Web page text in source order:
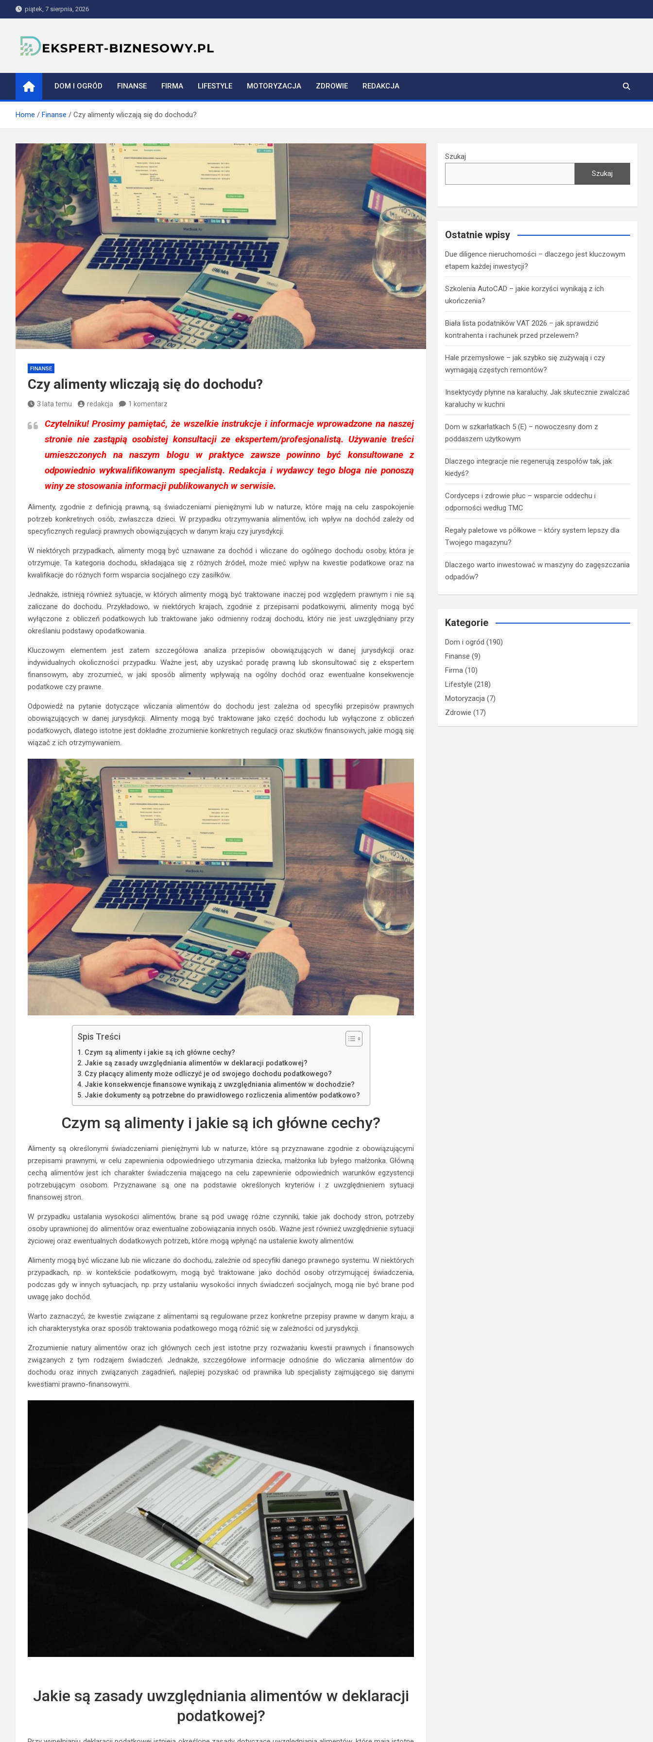
to
piątek, 7 sierpnia, 2026
ekspert-biznesowy.pl
DOM I OGRÓD FINANSE FIRMA LIFESTYLE MOTORYZACJA ZDROWIE REDAKCJA
Home Finanse Czy alimenty wliczają się do dochodu?
FINANSE
Czy alimenty wliczają się do dochodu?
3 lata temu redakcja 1 komentarz
Czytelniku!Prosimy pamiętać, że wszelkie instrukcje i informacje wprowadzone na naszej
stronie nie zastąpią osobistej konsultacji ze ekspertem/profesjonalistą. Używanie treści
umieszczonych na naszym blogu w praktyce zawsze powinno być konsultowane z
odpowiednio wykwalifikowanym specjalistą. Redakcja i wydawcy tego bloga nie ponoszą
winy ze stosowania informacji publikowanych w serwisie.
Alimenty, zgodnie z definicją prawną, są świadczeniami pieniężnymi lub w naturze, które mają na celu zaspokojenie
potrzeb konkretnych osób, zwłaszcza dzieci. W przypadku otrzymywania alimentów, ich wpływ na dochód zależy od
specyficznych regulacji prawnych obowiązujących w danym kraju czy jurysdykcji.
W niektórych przypadkach, alimenty mogą być uznawane za dochód i wliczane do ogólnego dochodu osoby, która je
otrzymuje. Ta kategoria dochodu, składająca się z różnych źródeł, może mieć wpływ na kwestie podatkowe oraz na
kwalifikacje do różnych form wsparcia socjalnego czy zasiłków.
Jednakże, istnieją również sytuacje, w których alimenty mogą być traktowane inaczej pod względem prawnym i nie są
zaliczane do dochodu. Przykładowo, w niektórych krajach, zgodnie z przepisami podatkowymi, alimenty mogą być
wyłączone z obliczeń podatkowych lub traktowane jako odmienny rodzaj dochodu, który nie jest uwzględniany przy
określaniu podstawy opodatkowania.
Kluczowym elementem jest zatem szczegółowa analiza przepisów obowiązujących w danej jurysdykcji oraz
indywidualnych okoliczności przypadku. Ważne jest, aby uzyskać poradę prawną lub skonsultować się z ekspertem
finansowym, aby zrozumieć, w jaki sposób alimenty wpływają na ogólny dochód oraz ewentualne konsekwencje
podatkowe czy prawne.
Odpowiedź na pytanie dotyczące wliczania alimentów do dochodu jest zależna od specyfiki przepisów prawnych
obowiązujących w danej jurysdykcji. Alimenty mogą być traktowane jako część dochodu lub wyłączone z obliczeń
podatkowych, dlatego istotne jest dokładne zrozumienie konkretnych regulacji oraz skutków finansowych, jakie mogą się
wiązać z ich otrzymywaniem.
Spis Treści
Czym są alimenty i jakie są ich główne cechy?
Jakie są zasady uwzględniania alimentów w deklaracji podatkowej?
Czy płacący alimenty może odliczyć je od swojego dochodu podatkowego?
Jakie konsekwencje finansowe wynikają z uwzględniania alimentów w dochodzie?
Jakie dokumenty są potrzebne do prawidłowego rozliczenia alimentów podatkowo?
Czym są alimenty i jakie są ich główne cechy?
Alimenty są określonymi świadczeniami pieniężnymi lub w naturze, które są przyznawane zgodnie z obowiązującymi
przepisami prawnymi, w celu zapewnienia odpowiedniego utrzymania dziecka, małżonka lub byłego małżonka. Główną
cechą alimentów jest ich charakter świadczenia mającego na celu zapewnienie odpowiednich warunków egzystencji
potrzebującym osobom. Przyznawane są one na podstawie określonych kryteriów i z uwzględnieniem sytuacji
finansowej stron.
W przypadku ustalania wysokości alimentów, brane są pod uwagę różne czynniki, takie jak dochody stron, potrzeby
osoby uprawnionej do alimentów oraz ewentualne zobowiązania innych osób. Ważne jest również uwzględnienie sytuacji
życiowej oraz ewentualnych dodatkowych potrzeb, które mogą wpłynąć na ustalenie kwoty alimentów.
Alimenty mogą być wliczane lub nie wliczane do dochodu, zależnie od specyfiki danego prawnego systemu. W niektórych
przypadkach, np. w kontekście podatkowym, mogą być traktowane jako dochód osoby otrzymującej świadczenia,
podczas gdy w innych sytuacjach, np. przy ustalaniu wysokości innych świadczeń socjalnych, mogą nie być brane pod
uwagę jako dochód.
Warto zaznaczyć, że kwestie związane z alimentami są regulowane przez konkretne przepisy prawne w danym kraju, a
ich charakterystyka oraz sposób traktowania podatkowego mogą różnić się w zależności od jurysdykcji.
Zrozumienie natury alimentów oraz ich głównych cech jest istotne przy rozważaniu kwestii prawnych i finansowych
związanych z tym rodzajem świadczeń. Jednakże, szczegółowe informacje odnośnie do wliczania alimentów do
dochodu oraz innych związanych zagadnień, najlepiej pozyskać od prawnika lub specjalisty zajmującego się danymi
kwestiami prawno-finansowymi.
Jakie są zasady uwzględniania alimentów w deklaracji
podatkowej?
Szukaj
Szukaj
Ostatnie wpisy
Due diligence nieruchomości – dlaczego jest kluczowym
etapem każdej inwestycji?
Szkolenia AutoCAD – jakie korzyści wynikają z ich
ukończenia?
Biała lista podatników VAT 2026 – jak sprawdzić
kontrahenta i rachunek przed przelewem?
Hale przemysłowe – jak szybko się zużywają i czy
wymagają częstych remontów?
Insektycydy płynne na karaluchy. Jak skutecznie zwalczać
karaluchy w kuchni
Dom w szkarłatkach 5 (E) – nowoczesny dom z
poddaszem użytkowym
Dlaczego integracje nie regenerują zespołów tak, jak
kiedyś?
Cordyceps i zdrowie płuc – wsparcie oddechu i
odporności według TMC
Regały paletowe vs półkowe – który system lepszy dla
Twojego magazynu?
Dlaczego warto inwestować w maszyny do zagęszczania
odpadów?
Kategorie
Dom i ogród (190)
Finanse (9)
Firma (10)
Lifestyle (218)
Motoryzacja (7)
Zdrowie (17)